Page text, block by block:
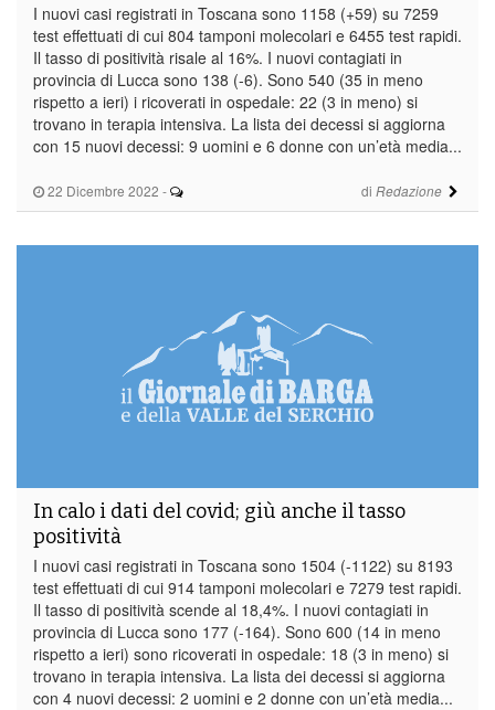
22 Dicembre 2022 - di Redazione
I nuovi casi registrati in Toscana sono 1158 (+59) su 7259
test effettuati di cui 804 tamponi molecolari e 6455 test rapidi.
Il tasso di positività risale al 16%. I nuovi contagiati in
provincia di Lucca sono 138 (-6). Sono 540 (35 in meno
rispetto a ieri) i ricoverati in ospedale: 22 (3 in meno) si
trovano in terapia intensiva. La lista dei decessi si aggiorna
con 15 nuovi decessi: 9 uomini e 6 donne con un’età media...
In calo i dati del covid; giù anche il tasso
positività
I nuovi casi registrati in Toscana sono 1504 (-1122) su 8193
test effettuati di cui 914 tamponi molecolari e 7279 test rapidi.
Il tasso di positività scende al 18,4%. I nuovi contagiati in
provincia di Lucca sono 177 (-164). Sono 600 (14 in meno
rispetto a ieri) sono ricoverati in ospedale: 18 (3 in meno) si
trovano in terapia intensiva. La lista dei decessi si aggiorna
con 4 nuovi decessi: 2 uomini e 2 donne con un’età media...